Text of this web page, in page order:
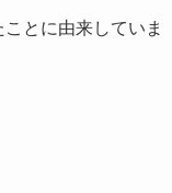
とに由来していま